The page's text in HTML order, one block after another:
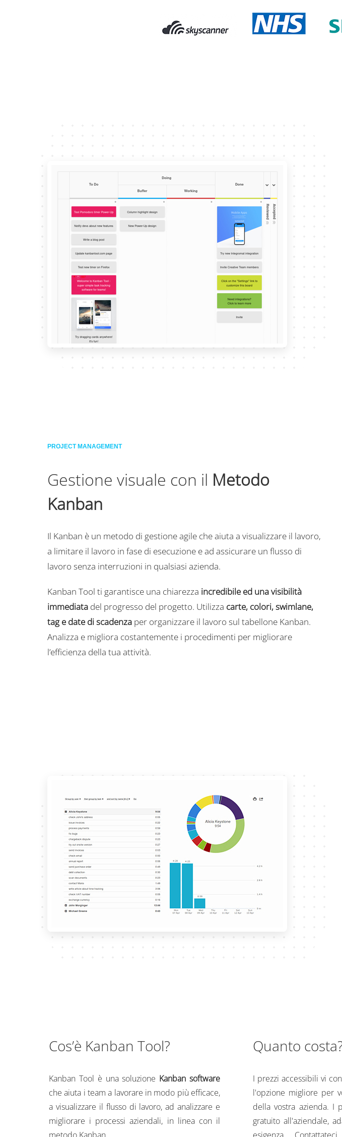
PROJECT MANAGEMENT
Gestione visuale con il Metodo
Kanban
Il Kanban è un metodo di gestione agile che aiuta a visualizzare il lavoro,
a limitare il lavoro in fase di esecuzione e ad assicurare un flusso di
lavoro senza interruzioni in qualsiasi azienda.
Kanban Tool ti garantisce una chiarezza incredibile ed una visibilità
immediatadel progresso del progetto. Utilizza carte, colori, swimlane,
tag e date di scadenzaper organizzare il lavoro sul tabellone Kanban.
Analizza e migliora costantemente i procedimenti per migliorare
l’efficienza della tua attività.
Cos’è Kanban Tool?
Kanban Tool è una soluzione Kanban software
che aiuta i team a lavorare in modo più efficace,
a visualizzare il flusso di lavoro, ad analizzare e
migliorare i processi aziendali, in linea con il
Quanto
I prezzi accessibili vi
l'opzione migliore per
della vostra azienda. I
gratuito all'aziendale,